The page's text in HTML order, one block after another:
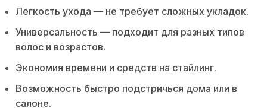
Легкость ухода — не требует сложных укладок.
Универсальность — подходит для разных типов
волос и возрастов.
Экономия времени и средств на стайлинг.
Возможность быстро подстричься дома или в
салоне.